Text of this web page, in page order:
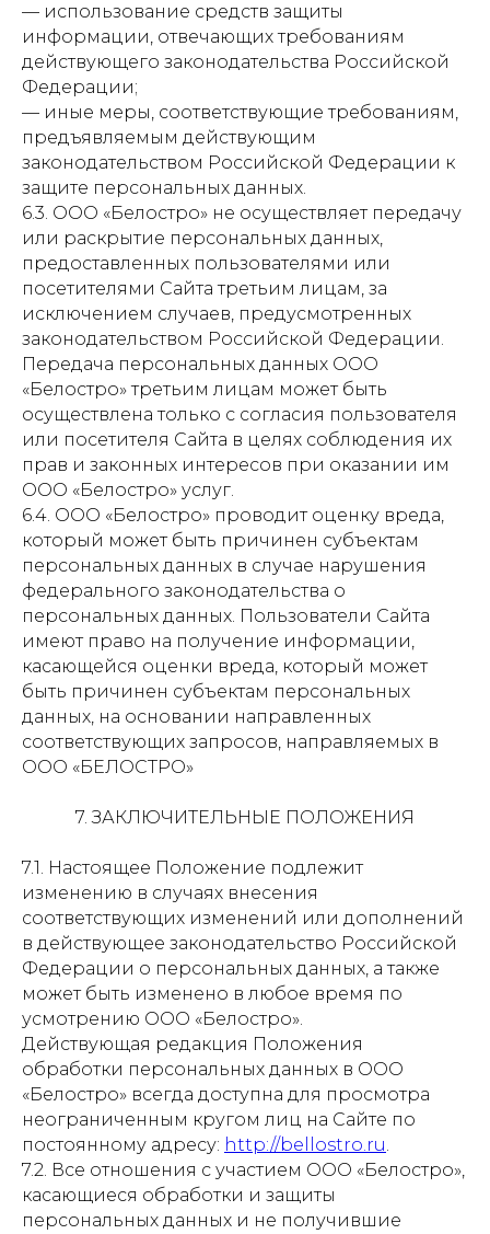
— использование средств защиты
информации, отвечающих требованиям
действующего законодательства Российской
Федерации;
— иные меры, соответствующие требованиям,
предъявляемым действующим
законодательством Российской Федерации к
защите персональных данных.
6.3. ООО «Белостро» не осуществляет передачу
или раскрытие персональных данных,
предоставленных пользователями или
посетителями Сайта третьим лицам, за
исключением случаев, предусмотренных
законодательством Российской Федерации.
Передача персональных данных ООО
«Белостро» третьим лицам может быть
осуществлена только с согласия пользователя
или посетителя Сайта в целях соблюдения их
прав и законных интересов при оказании им
ООО «Белостро» услуг.
6.4. ООО «Белостро» проводит оценку вреда,
который может быть причинен субъектам
персональных данных в случае нарушения
федерального законодательства о
персональных данных. Пользователи Сайта
имеют право на получение информации,
касающейся оценки вреда, который может
быть причинен субъектам персональных
данных, на основании направленных
соответствующих запросов, направляемых в
ООО «БЕЛОСТРО»
7. ЗАКЛЮЧИТЕЛЬНЫЕ ПОЛОЖЕНИЯ
7.1. Настоящее Положение подлежит
изменению в случаях внесения
соответствующих изменений или дополнений
в действующее законодательство Российской
Федерации о персональных данных, а также
может быть изменено в любое время по
усмотрению ООО «Белостро».
Действующая редакция Положения
обработки персональных данных в ООО
«Белостро» всегда доступна для просмотра
неограниченным кругом лиц на Сайте по
постоянному адресу: http://bellostro.ru.
7.2. Все отношения с участием ООО «Белостро»,
касающиеся обработки и защиты
персональных данных и не получившие